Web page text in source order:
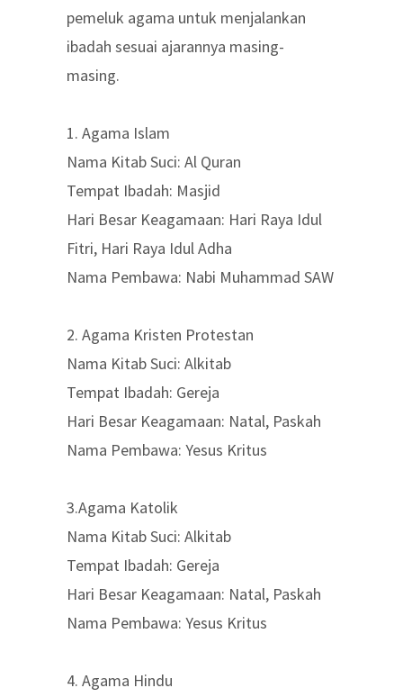
pemeluk agama untuk menjalankan
ibadah sesuai ajarannya masing-
masing.
1. Agama Islam
Nama Kitab Suci: Al Quran
Tempat Ibadah: Masjid
Hari Besar Keagamaan: Hari Raya Idul
Fitri, Hari Raya Idul Adha
Nama Pembawa: Nabi Muhammad SAW
2. Agama Kristen Protestan
Nama Kitab Suci: Alkitab
Tempat Ibadah: Gereja
Hari Besar Keagamaan: Natal, Paskah
Nama Pembawa: Yesus Kritus
3.Agama Katolik
Nama Kitab Suci: Alkitab
Tempat Ibadah: Gereja
Hari Besar Keagamaan: Natal, Paskah
Nama Pembawa: Yesus Kritus
4. Agama Hindu